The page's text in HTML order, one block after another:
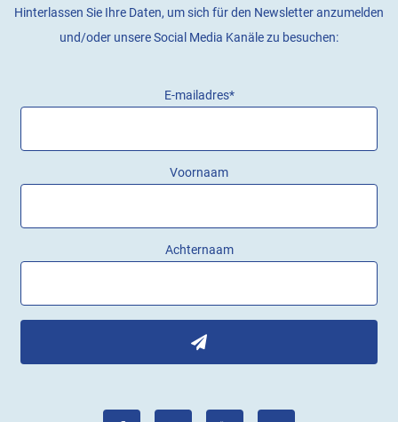
Hinterlassen Sie Ihre Daten, um sich für den Newsletter anzumelden
und/oder unsere Social Media Kanäle zu besuchen:
E-mailadres*
Voornaam
Achternaam